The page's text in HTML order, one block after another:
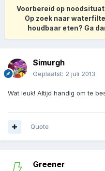
Voorbereid op
Op zoek naar
houdbaar eten? Ga
Simurgh
Geplaatst: 2 juli 2013
Wat leuk! Altijd handig om te
Quote
Greener